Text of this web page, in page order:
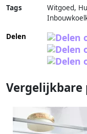
Tags
Witgoed,
Delen
Vergelijkbare